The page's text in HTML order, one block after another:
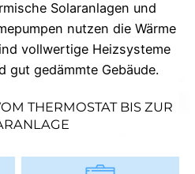
Solaranlagen und
nutzen die Wärme
vollwertige Heizsysteme
gut gedämmte Gebäude.
THERMOSTAT BIS ZUR